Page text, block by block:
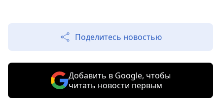
Поделитесь новостью
Добавить в Google, чтобы
читать новости первым